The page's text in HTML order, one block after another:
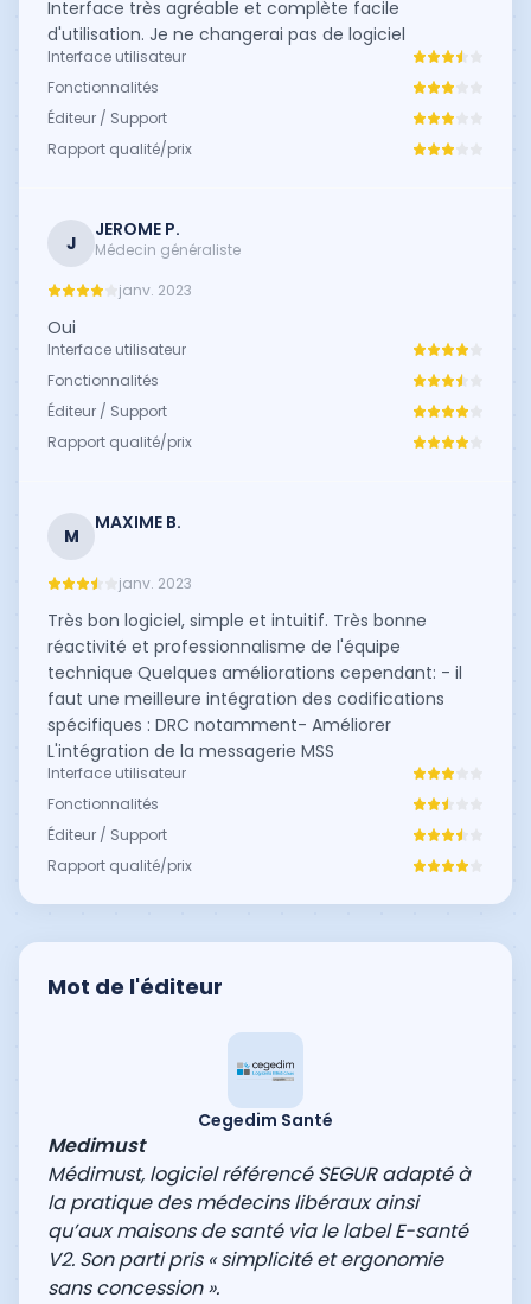
Interface très agréable et complète facile
d'utilisation. Je ne changerai pas de logiciel
Interface utilisateur
Fonctionnalités
Éditeur / Support
Rapport qualité/prix
J
JEROME P.
Médecin généraliste
janv. 2023
Oui
Interface utilisateur
Fonctionnalités
Éditeur / Support
Rapport qualité/prix
M
MAXIME B.
janv. 2023
Très bon logiciel, simple et intuitif. Très bonne
réactivité et professionnalisme de l'équipe
technique Quelques améliorations cependant: - il
faut une meilleure intégration des codifications
spécifiques : DRC notamment- Améliorer
L'intégration de la messagerie MSS
Interface utilisateur
Fonctionnalités
Éditeur / Support
Rapport qualité/prix
Mot de l'éditeur
Cegedim Santé
Medimust
Médimust, logiciel référencé SEGUR adapté à
la pratique des médecins libéraux ainsi
qu’aux maisons de santé via le label E-santé
V2. Son parti pris « simplicité et ergonomie
sans concession ».